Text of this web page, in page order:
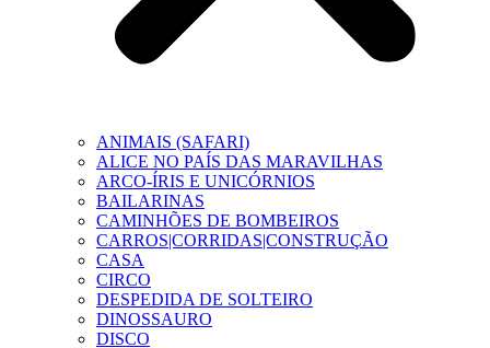
ANIMAIS (SAFARI)
ALICE NO PAÍS DAS MARAVILHAS
ARCO-ÍRIS E UNICÓRNIOS
BAILARINAS
CAMINHÕES DE BOMBEIROS
CARROS|CORRIDAS|CONSTRUÇÃO
CASA
CIRCO
DESPEDIDA DE SOLTEIRO
DINOSSAURO
DISCO